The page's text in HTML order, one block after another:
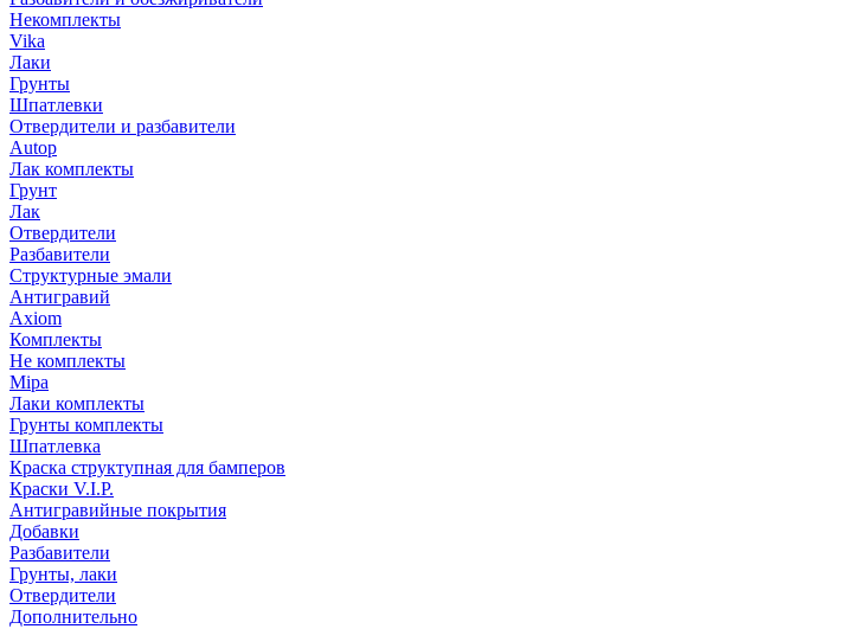
Некомплекты
Vika
Лаки
Грунты
Шпатлевки
Отвердители и разбавители
Autop
Лак комплекты
Грунт
Лак
Отвердители
Разбавители
Структурные эмали
Антигравий
Axiom
Комплекты
Не комплекты
Mipa
Лаки комплекты
Грунты комплекты
Шпатлевка
Краска структупная для бамперов
Краски V.I.P.
Антигравийные покрытия
Добавки
Разбавители
Грунты, лаки
Отвердители
Дополнительно